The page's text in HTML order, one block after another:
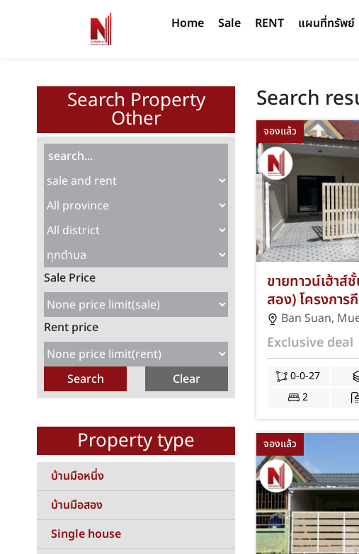
Home Sale RENT แผนที่ทรัพย์
Search Property
Other
Sale Price
Rent price
Property type
บ้านมือหนึ่ง
บ้านมือสอง
Single house
Search
จองแล้ว
ขายทาวน์เฮ้าส์
สอง) โครงการ
ใจกลางเมืองช
เศรษฐกิจ 16 เ
ตร.ว. 2 ห้องน
จอดรถ 1 คัน ใ
เซ็นทรัลชลบุรี
ชลบุรี พร้อมฟรี
โอนและค่าจดจ
Ban Suan,
Exclusive deal
0-0-27
2
จองแล้ว